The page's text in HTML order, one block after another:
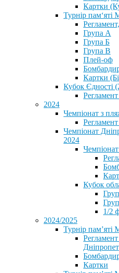
Картки
⁨Турнір пам‘яті
Група А
Група Б
Група В
Плей-оф
Картки
Кубок Єдності
2024
Чемпіонат з
Чемпіонат
2024
Кубок
1/2
2024/2025
Турнір пам’яті
Картки